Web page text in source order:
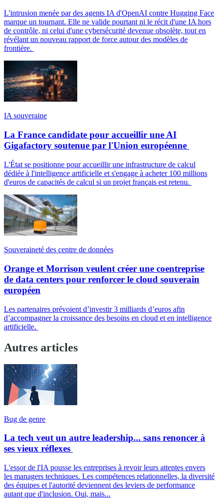
L'intrusion menée par des agents IA d'OpenAI contre Hugging Face
marque un tournant. Elle ne valide pourtant ni le récit d'une IA hors
de contrôle, ni celui d'une cybersécurité devenue obsolète, tout en
révélant un nouveau rapport de force autour des modèles de
frontière.
IA souveraine
La France candidate pour accueillir une AI
Gigafactory soutenue par l'Union européenne
L'État se positionne pour accueillir une infrastructure de calcul
dédiée à l'intelligence artificielle et s'engage à acheter 100 millions
d'euros de capacités de calcul si un projet français est retenu.
Souveraineté des centre de données
Orange et Morrison veulent créer une coentreprise
de data centers pour renforcer le cloud souverain
européen
Les partenaires prévoient d’investir 3 milliards d’euros afin
d’accompagner la croissance des besoins en cloud et en intelligence
artificielle.
Autres articles
Bug de genre
La tech veut un autre leadership... sans renoncer à
ses vieux réflexes
L'essor de l'IA pousse les entreprises à revoir leurs attentes envers
les managers techniques. Les compétences relationnelles, la diversité
des équipes et l'autorité deviennent des leviers de performance
autant que d'inclusion. Oui, mais...